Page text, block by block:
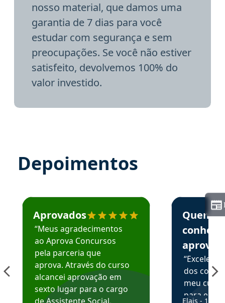
nosso material, que damos uma
garantia de 7 dias para você
estudar com segurança e sem
preocupações. Se você não estiver
satisfeito, devolvemos 100% do
valor investido.
Depoimentos
Estudante José recomenda o Aprova Concursos em
Aprovados
“Meus agradecimentos
ao Aprova Concursos
pela parceria que
aprova. Através do curso
alcancei aprovação em
sexto lugar para o cargo
Estudante
Quem
aprova
dos
meu
para
Elais - 15/